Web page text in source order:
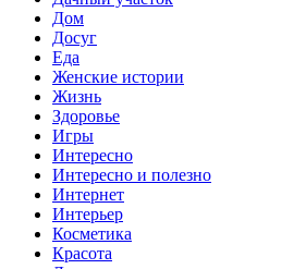
Дом
Досуг
Еда
Женские истории
Жизнь
Здоровье
Игры
Интересно
Интересно и полезно
Интернет
Интерьер
Косметика
Красота